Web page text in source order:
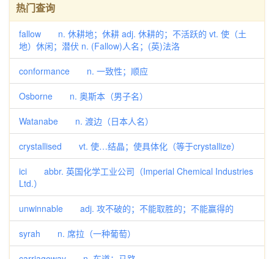
热门查询
fallow n. 休耕地；休耕 adj. 休耕的；不活跃的 vt. 使（土
地）休闲；潜伏 n. (Fallow)人名；(英)法洛
conformance n. 一致性；顺应
Osborne n. 奥斯本（男子名）
Watanabe n. 渡边（日本人名）
crystallised vt. 使…结晶；使具体化（等于crystallize）
ici abbr. 英国化学工业公司（Imperial Chemical Industries
Ltd.）
unwinnable adj. 攻不破的；不能取胜的；不能赢得的
syrah n. 席拉（一种葡萄）